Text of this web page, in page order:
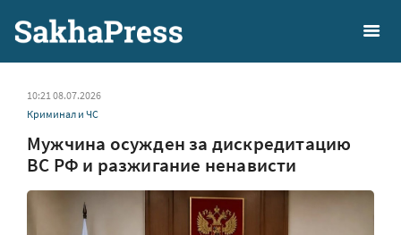
10:21 08.07.2026
Криминал и ЧС
Мужчина осужден за дискредитацию
ВС РФ и разжигание ненависти